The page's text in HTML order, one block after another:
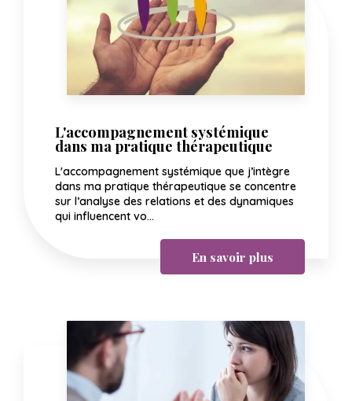
L'accompagnement systémique
dans ma pratique thérapeutique
L'accompagnement systémique que j’intègre
dans ma pratique thérapeutique se concentre
sur l’analyse des relations et des dynamiques
qui influencent vo...
En savoir plus